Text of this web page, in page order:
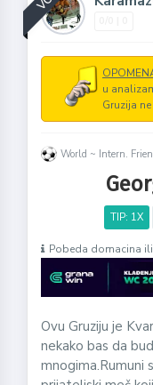
u
Gruzija
World ~ Intern.
TIP: 1X
Pobeda domacina
Ovu Gruziju je
nekako bas da
mnogima.Rumuni